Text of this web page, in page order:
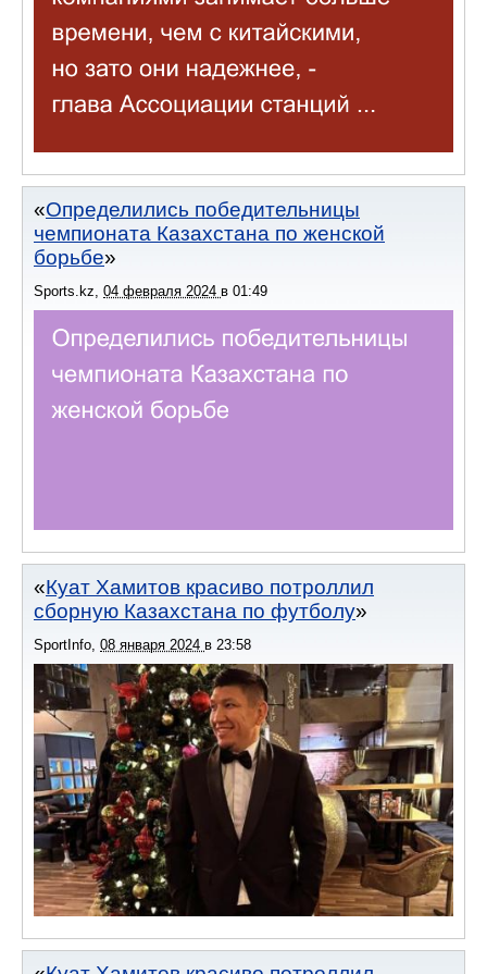
Определились победительницы
чемпионата Казахстана по женской
борьбе
Sports.kz, 04 февраля 2024 в 01:49
Куат Хамитов красиво потроллил
сборную Казахстана по футболу
SportInfo 08 января 2024 в 23:58